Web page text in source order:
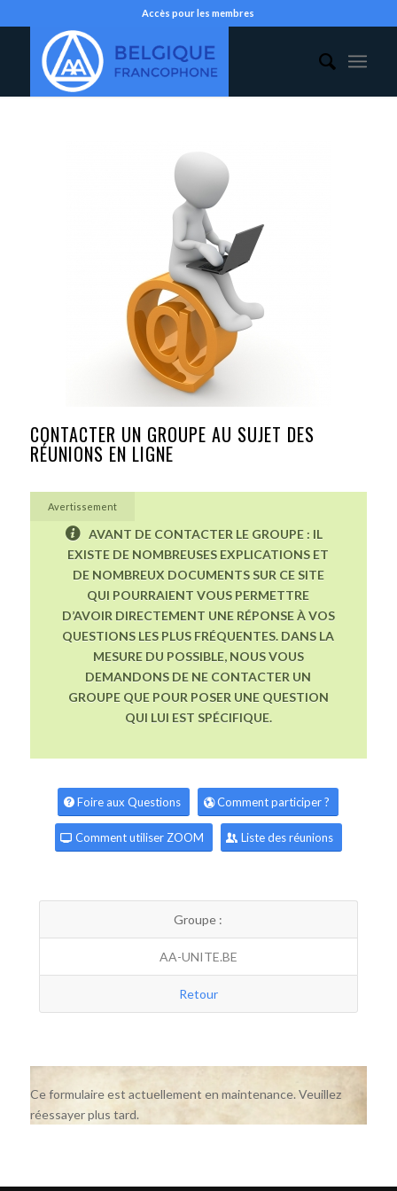
Accès pour les membres
CONTACTER UN GROUPE AU SUJET DES
RÉUNIONS EN LIGNE
Avertissement
AVANT DE CONTACTER LE GROUPE : IL
EXISTE DE NOMBREUSES EXPLICATIONS ET
DE NOMBREUX DOCUMENTS SUR CE SITE
QUI POURRAIENT VOUS PERMETTRE
D’AVOIR DIRECTEMENT UNE RÉPONSE À VOS
QUESTIONS LES PLUS FRÉQUENTES. DANS LA
MESURE DU POSSIBLE, NOUS VOUS
DEMANDONS DE NE CONTACTER UN
GROUPE QUE POUR POSER UNE QUESTION
QUI LUI EST SPÉCIFIQUE.
Foire aux Questions Comment participer ?
Comment utiliser ZOOM Liste des réunions
Groupe :
AA-UNITE.BE
Retour
Ce formulaire est actuellement en maintenance. Veuillez
réessayer plus tard.